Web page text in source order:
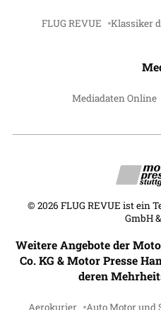
FLUG REVUE Klassiker
Mediadaten Online
© 2026 FLUG REVUE ist ein
GmbH
Weitere Angebote der
Co. KG & Motor Presse
deren
Aerokurier Auto Motor und